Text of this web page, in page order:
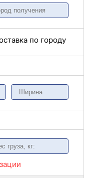
по городу